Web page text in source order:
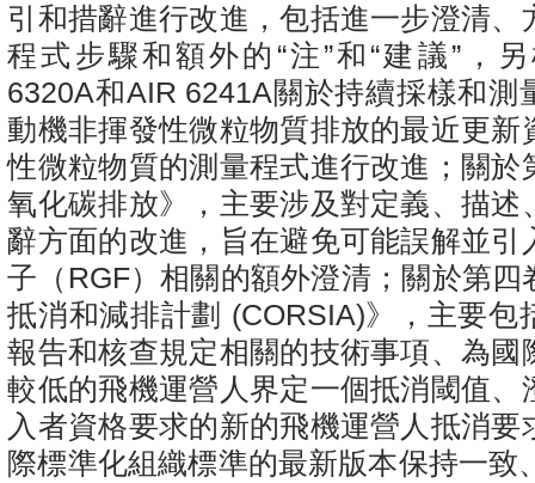
引和措辭進行改進，包括進一步澄清、
程式步驟和額外的“注”和“建議”，
6320A和AIR 6241A關於持續採樣和測
動機非揮發性微粒物質排放的最近更新
性微粒物質的測量程式進行改進；關於
氧化碳排放》，主要涉及對定義、描述
辭方面的改進，旨在避免可能誤解並引
子（ RGF）相關的額外澄清；關於第四
抵消和減排計劃 (CORSIA)》，主要包
報告和核查規定相關的技術事項、為國
較低的飛機運營人界定一個抵消閾值、
入者資格要求的新的飛機運營人抵消要
際標準化組織標準的最新版本保持一致